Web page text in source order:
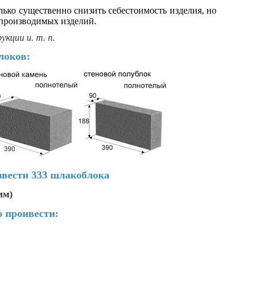
существенно снизить себестоимость изделия, но
изделий.
и. т. п.
333 шлакоблока
проивести: